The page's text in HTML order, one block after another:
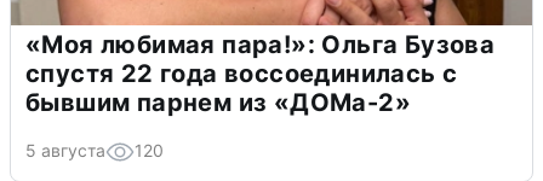
«Моя любимая пара!»: Ольга Бузова
спустя 22 года воссоединилась с
бывшим парнем из «ДОМа-2»
5 августа 120